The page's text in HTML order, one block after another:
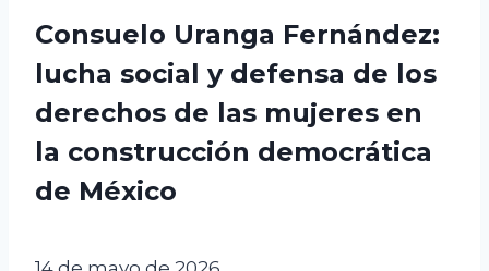
Consuelo Uranga Fernández:
lucha social y defensa de los
derechos de las mujeres en
la construcción democrática
de México